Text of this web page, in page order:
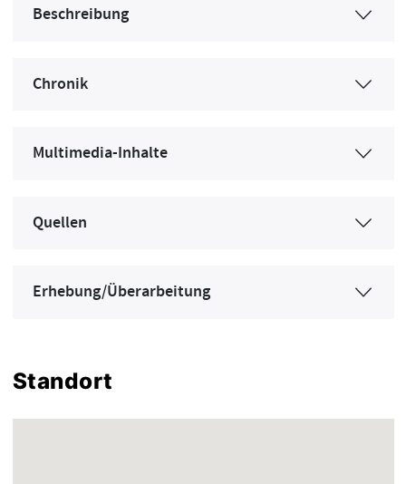
Beschreibung
Chronik
Multimedia-Inhalte
Quellen
Erhebung/Überarbeitung
Standort